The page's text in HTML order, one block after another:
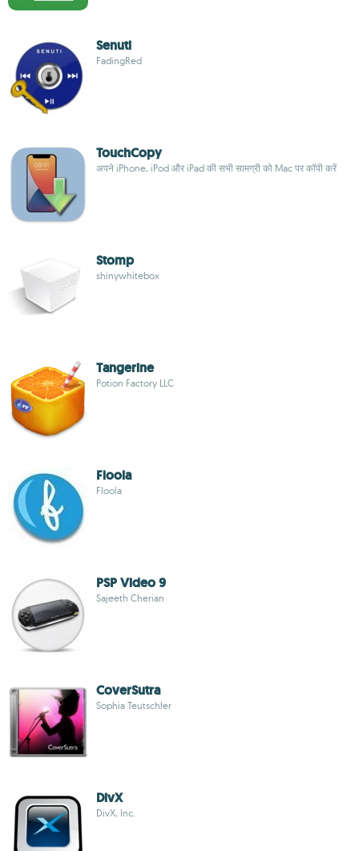
Senuti
FadingRed
TouchCopy
अपने iPhone, iPod और iPad की सभी सामग्री को Mac पर कॉपी करें
Stomp
shinywhitebox
Tangerine
Potion Factory LLC
Floola
Floola
PSP Video 9
Sajeeth Cherian
CoverSutra
Sophia Teutschler
DivX
DivX, Inc.